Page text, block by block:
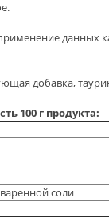
данных
добавка,
100 г продукта:
соли